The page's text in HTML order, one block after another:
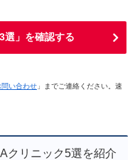
選」を確認する
問い合わせ 」までご連絡ください。速
クリニック5選を紹介